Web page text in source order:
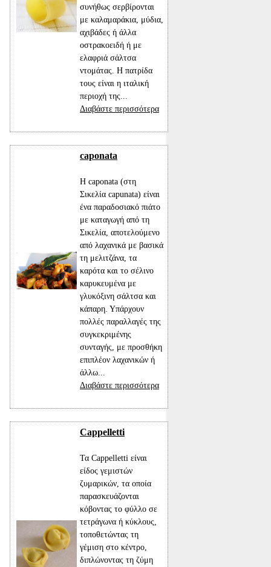
συνήθως σερβίρονται
με καλαμαράκια, μύδια,
αχιβάδες ή άλλα
οστρακοειδή ή με
ελαφριά σάλτσα
ντομάτας. Η πατρίδα
τους είναι η ιταλική
περιοχή της...
Διαβάστε περισσότερα
caponata
Η caponata (στη
Σικελία capunata) είναι
ένα παραδοσιακό πιάτο
με καταγωγή από τη
Σικελία, αποτελούμενο
από λαχανικά με βασικά
τη μελιτζάνα, τα
καρότα και το σέλινο
καρυκευμένα με
γλυκόξινη σάλτσα και
κάπαρη. Υπάρχουν
πολλές παραλλαγές της
συγκεκριμένης
συνταγής, με προσθήκη
επιπλέον λαχανικών ή
άλλω...
Διαβάστε περισσότερα
Cappelletti
Τα Cappelletti είναι
είδος γεμιστών
ζυμαρικών, τα οποία
παρασκευάζονται
κόβοντας το φύλλο σε
τετράγωνα ή κύκλους,
τοποθετώντας τη
γέμιση στο κέντρο,
διπλώνοντας τη ζύμη